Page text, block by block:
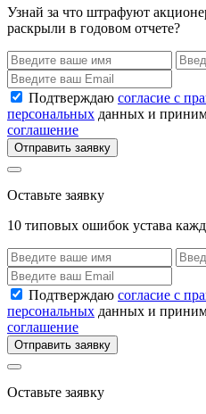
Узнай за что штрафуют
раскрыли в годовом отчете?
Подтверждаю согласие с
персональных данных и
соглашение
Отправить заявку
Оставьте заявку
10 типовых ошибок устава
Подтверждаю согласие с
персональных данных и
соглашение
Отправить заявку
Оставьте заявку